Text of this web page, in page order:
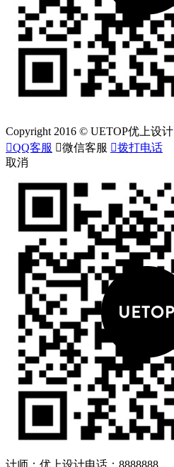
Copyright 2016 © UETOP优上设计
QQ客服 微信客服 拨打电话
取消
计师：优上设计电话：8888888